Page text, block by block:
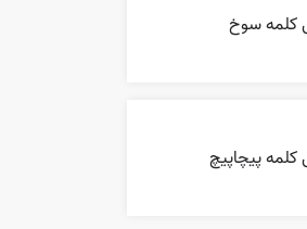
کلمه سوخ
کلمه پیچاپیچ